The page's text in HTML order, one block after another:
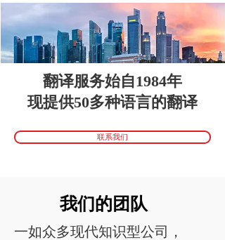
翻译服务始自1984年
现提供50多种语言的翻译
联系我们
我们的团队
一如众多现代知识型公司，